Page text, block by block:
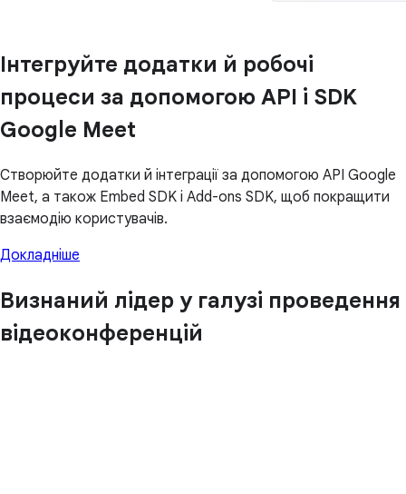
Інтегруйте додатки й робочі
процеси за допомогою API і SDK
Google Meet
Створюйте додатки й інтеграції за допомогою API Google
Meet, а також Embed SDK і Add-ons SDK, щоб покращити
взаємодію користувачів.
Докладніше
Визнаний лідер у галузі проведення
відеоконференцій